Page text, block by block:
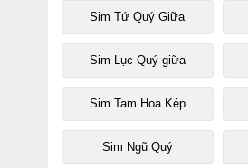
Sim Tứ Quý Giữa
Sim Lục Quý giữa
Sim Tam Hoa Kép
Sim Ngũ Quý